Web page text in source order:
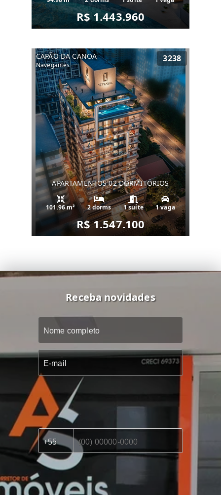
R$ 1.443.960
CAPÃO DA CANOA
Navegantes
3238
APARTAMENTOS 02 DORMITÓRIOS
101.96 m² 2 dorms 1 suíte 1 vaga
R$ 1.547.100
Receba novidades